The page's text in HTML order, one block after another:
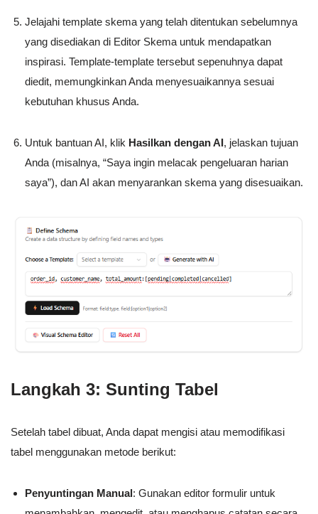
Jelajahi template skema yang telah ditentukan sebelumnya
yang disediakan di Editor Skema untuk mendapatkan
inspirasi. Template-template tersebut sepenuhnya dapat
diedit, memungkinkan Anda menyesuaikannya sesuai
kebutuhan khusus Anda.
Untuk bantuan AI, klik Hasilkan dengan AI, jelaskan tujuan
Anda (misalnya, “Saya ingin melacak pengeluaran harian
saya”), dan AI akan menyarankan skema yang disesuaikan.
Langkah 3: Sunting Tabel
Setelah tabel dibuat, Anda dapat mengisi atau memodifikasi
tabel menggunakan metode berikut:
Penyuntingan Manual: Gunakan editor formulir untuk